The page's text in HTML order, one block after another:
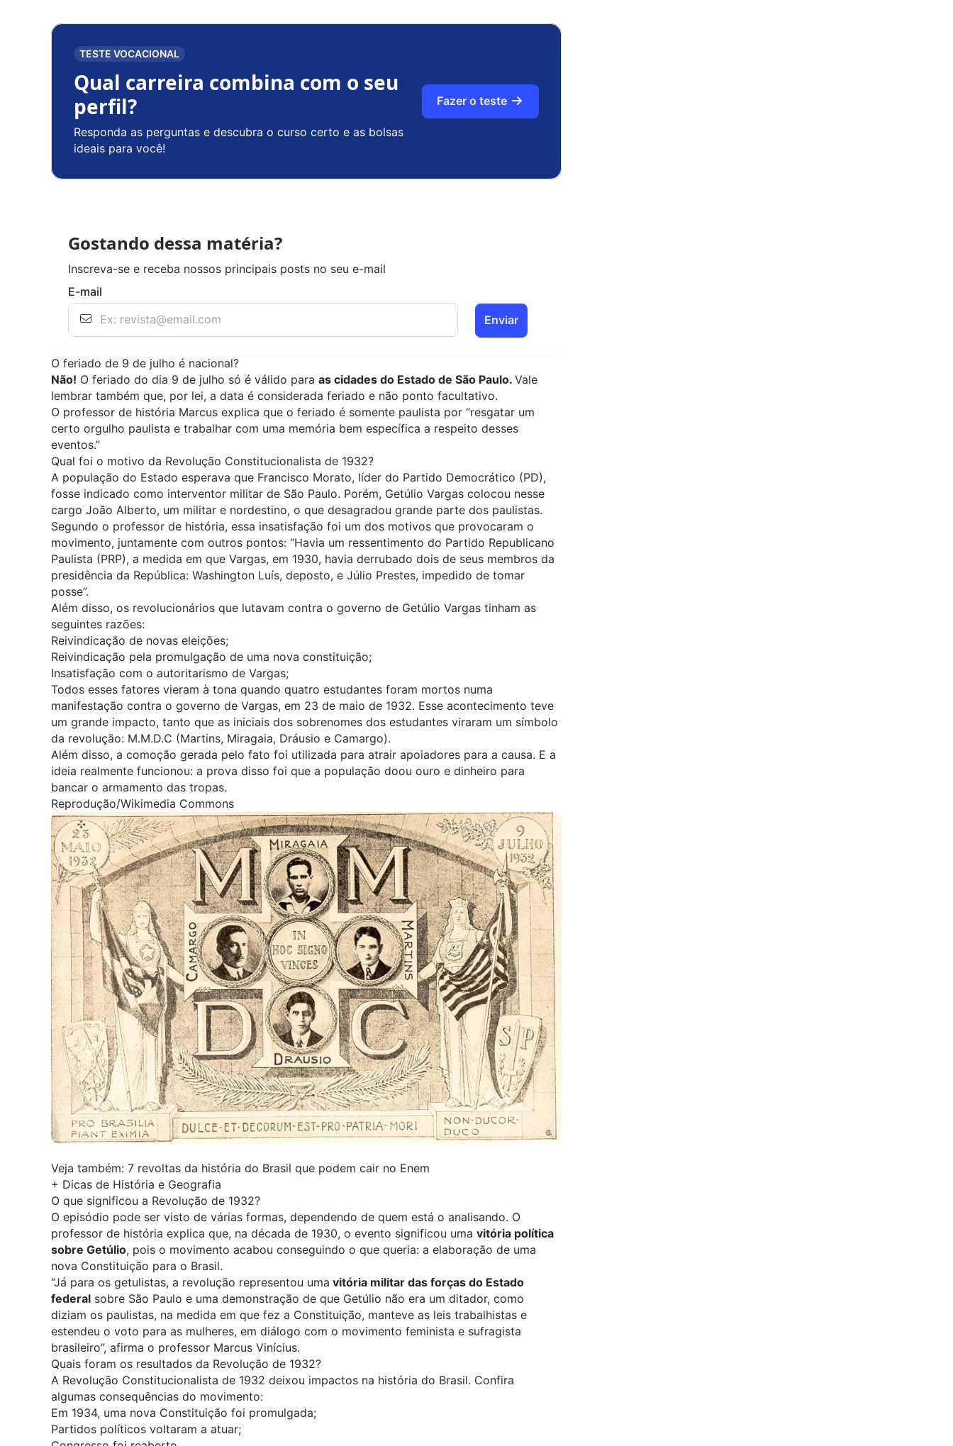
TESTE VOCACIONAL
Qual carreira combina com o seu
perfil?
Responda as perguntas e descubra o curso certo e as bolsas
ideais para você!
Fazer o teste
Gostando dessa matéria?
Inscreva-se e receba nossos principais posts no seu e-mail
E-mail
Enviar
O feriado de 9 de julho é nacional?
Não! O feriado do dia 9 de julho só é válido para as cidades do Estado de São Paulo. Vale
lembrar também que, por lei, a data é considerada feriado e não ponto facultativo.
O professor de história Marcus explica que o feriado é somente paulista por “resgatar um
certo orgulho paulista e trabalhar com uma memória bem específica a respeito desses
eventos.”
Qual foi o motivo da Revolução Constitucionalista de 1932?
A população do Estado esperava que Francisco Morato, líder do Partido Democrático (PD),
fosse indicado como interventor militar de São Paulo. Porém, Getúlio Vargas colocou nesse
cargo João Alberto, um militar e nordestino, o que desagradou grande parte dos paulistas.
Segundo o professor de história, essa insatisfação foi um dos motivos que provocaram o
movimento, juntamente com outros pontos: “Havia um ressentimento do Partido Republicano
Paulista (PRP), a medida em que Vargas, em 1930, havia derrubado dois de seus membros da
presidência da República: Washington Luís, deposto, e Júlio Prestes, impedido de tomar
posse”.
Além disso, os revolucionários que lutavam contra o governo de Getúlio Vargas tinham as
seguintes razões:
Reivindicação de novas eleições;
Reivindicação pela promulgação de uma nova constituição;
Insatisfação com o autoritarismo de Vargas;
Todos esses fatores vieram à tona quando quatro estudantes foram mortos numa
manifestação contra o governo de Vargas, em 23 de maio de 1932. Esse acontecimento teve
um grande impacto, tanto que as iniciais dos sobrenomes dos estudantes viraram um símbolo
da revolução: M.M.D.C (Martins, Miragaia, Dráusio e Camargo).
Além disso, a comoção gerada pelo fato foi utilizada para atrair apoiadores para a causa. E a
ideia realmente funcionou: a prova disso foi que a população doou ouro e dinheiro para
bancar o armamento das tropas.
Reprodução/Wikimedia Commons
Veja também: 7 revoltas da história do Brasil que podem cair no Enem
+ Dicas de História e Geografia
O que significou a Revolução de 1932?
O episódio pode ser visto de várias formas, dependendo de quem está o analisando. O
professor de história explica que, na década de 1930, o evento significou uma vitória política
sobre Getúlio, pois o movimento acabou conseguindo o que queria: a elaboração de uma
nova Constituição para o Brasil.
“Já para os getulistas, a revolução representou uma vitória militar das forças do Estado
federal sobre São Paulo e uma demonstração de que Getúlio não era um ditador, como
diziam os paulistas, na medida em que fez a Constituição, manteve as leis trabalhistas e
estendeu o voto para as mulheres, em diálogo com o movimento feminista e sufragista
brasileiro”, afirma o professor Marcus Vinícius.
Quais foram os resultados da Revolução de 1932?
A Revolução Constitucionalista de 1932 deixou impactos na história do Brasil. Confira
algumas consequências do movimento:
Em 1934, uma nova Constituição foi promulgada;
Partidos políticos voltaram a atuar;